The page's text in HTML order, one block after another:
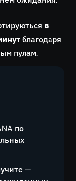
в
благодаря
пулам.
по
—